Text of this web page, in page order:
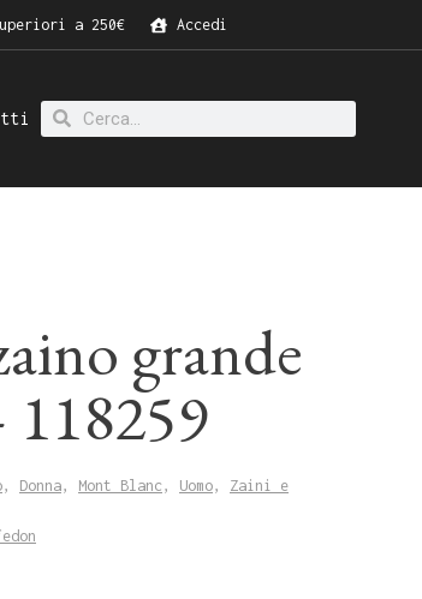
a 250€ Accedi
grande
, Donna, Mont Blanc, Uomo, Zaini e